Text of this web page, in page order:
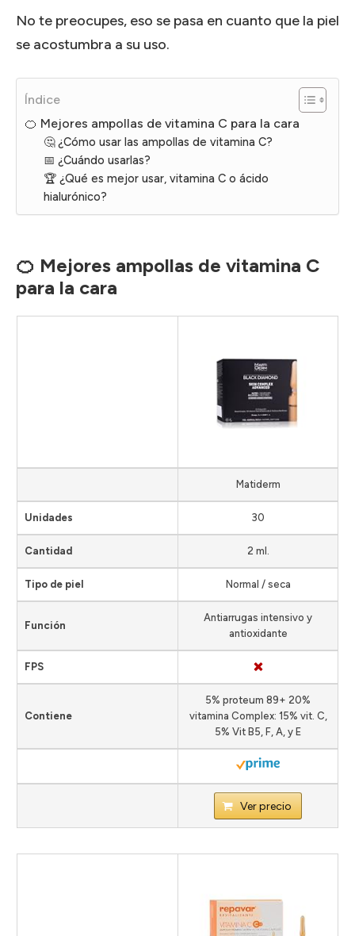
No te preocupes, eso se pasa en cuanto que la piel
se acostumbra a su uso.
Índice
🍊 Mejores ampollas de vitamina C para la cara
🤔 ¿Cómo usar las ampollas de vitamina C?
📅 ¿Cuándo usarlas?
🏆 ¿Qué es mejor usar, vitamina C o ácido
hialurónico?
🍊 Mejores ampollas de vitamina C
para la cara
Matiderm
Unidades 30
Cantidad 2 ml.
Tipo de piel Normal / seca
Función
Antiarrugas intensivo y
antioxidante
FPS
Contiene
5% proteum 89+ 20%
vitamina Complex: 15% vit. C,
5% Vit B5, F, A, y E
Ver precio